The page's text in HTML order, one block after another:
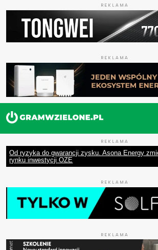
REKLAMA
REKLAMA
REKLAMA
Od ryzyka do gwarancji zysku. Asona Energy
rynku inwestycji OZE
REKLAMA
REKLAMA